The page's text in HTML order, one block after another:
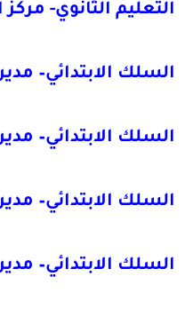
التعليم الثانوي-
السلك الابتدائي–
السلك الابتدائي–
السلك الابتدائي–
السلك الابتدائي–